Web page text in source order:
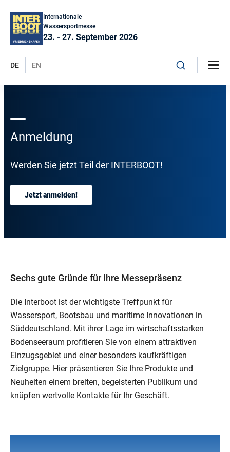
Internationale
Wassersportmesse
23. - 27. September 2026
DE EN
Anmeldung
Werden Sie jetzt Teil der INTERBOOT!
Jetzt anmelden!
Sechs gute Gründe für Ihre Messepräsenz
Die Interboot ist der wichtigste Treffpunkt für
Wassersport, Bootsbau und maritime Innovationen in
Süddeutschland. Mit ihrer Lage im wirtschaftsstarken
Bodenseeraum profitieren Sie von einem attraktiven
Einzugsgebiet und einer besonders kaufkräftigen
Zielgruppe. Hier präsentieren Sie Ihre Produkte und
Neuheiten einem breiten, begeisterten Publikum und
knüpfen wertvolle Kontakte für Ihr Geschäft.